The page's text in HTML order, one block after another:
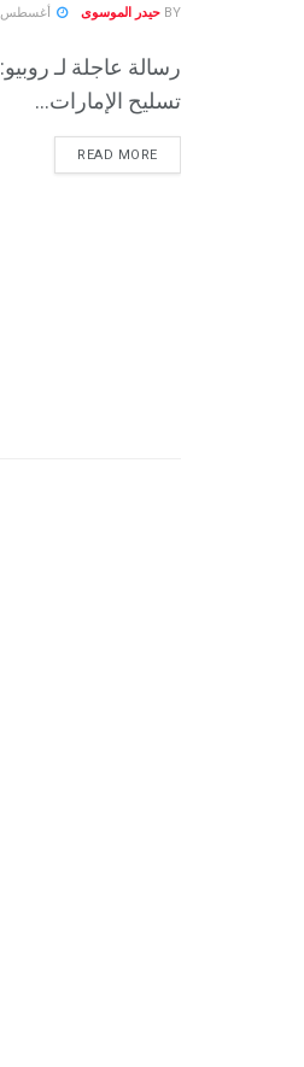
BY حيدر الموسوى أغسطس 6, 2026
تسليح الإمارات...
READ MORE